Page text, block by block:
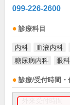
099-226-2600
診療科目
内科 血液内科
糖尿病内科
眼科
診療/受付時間・